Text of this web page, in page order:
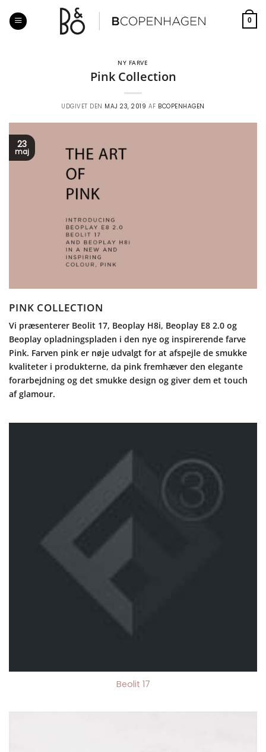
indhold
0
NY FARVE
Pink Collection
UDGIVET DEN MAJ 23, 2019 AF BCOPENHAGEN
23
maj
PINK COLLECTION
Vi præsenterer Beolit 17, Beoplay H8i, Beoplay E8 2.0 og
Beoplay opladningspladen i den nye og inspirerende farve
Pink. Farven pink er nøje udvalgt for at afspejle de smukke
kvaliteter i produkterne, da pink fremhæver den elegante
forarbejdning og det smukke design og giver dem et touch
af glamour.
Beolit 17